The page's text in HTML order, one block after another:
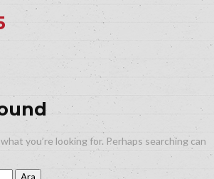
you’re looking for. Perhaps searching can